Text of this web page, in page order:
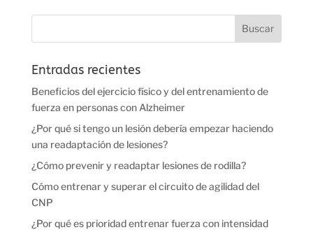
Entradas recientes
Beneficios del ejercicio físico y del entrenamiento de
fuerza en personas con Alzheimer
¿Por qué si tengo un lesión debería empezar haciendo
una readaptación de lesiones?
¿Cómo prevenir y readaptar lesiones de rodilla?
Cómo entrenar y superar el circuito de agilidad del
CNP
¿Por qué es prioridad entrenar fuerza con intensidad